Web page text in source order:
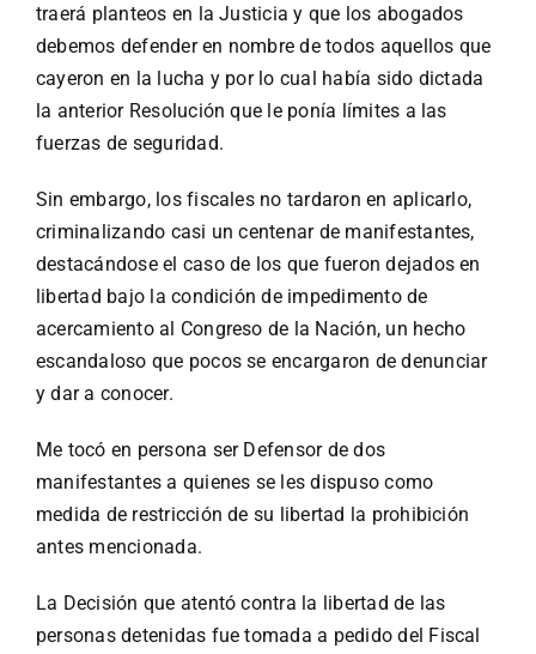
traerá planteos en la Justicia y que los abogados
debemos defender en nombre de todos aquellos que
cayeron en la lucha y por lo cual había sido dictada
la anterior Resolución que le ponía límites a las
fuerzas de seguridad.
Sin embargo, los fiscales no tardaron en aplicarlo,
criminalizando casi un centenar de manifestantes,
destacándose el caso de los que fueron dejados en
libertad bajo la condición de impedimento de
acercamiento al Congreso de la Nación, un hecho
escandaloso que pocos se encargaron de denunciar
y dar a conocer.
Me tocó en persona ser Defensor de dos
manifestantes a quienes se les dispuso como
medida de restricción de su libertad la prohibición
antes mencionada.
La Decisión que atentó contra la libertad de las
personas detenidas fue tomada a pedido del Fiscal